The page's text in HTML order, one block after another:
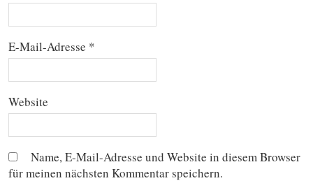
E-Mail-Adresse *
Website
Name, E-Mail-Adresse und Website in diesem Browser
für meinen nächsten Kommentar speichern.